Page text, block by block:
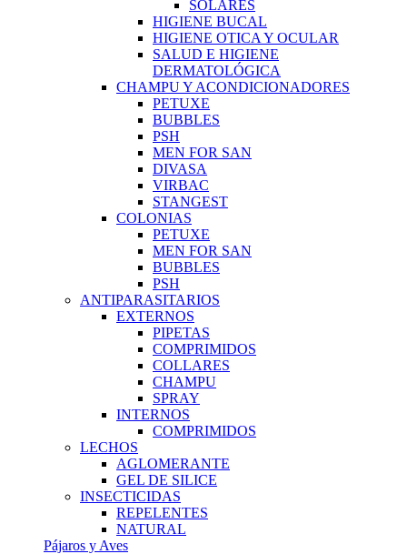
SOLARES
HIGIENE BUCAL
HIGIENE OTICA Y OCULAR
SALUD E HIGIENE
DERMATOLÓGICA
CHAMPU Y ACONDICIONADORES
PETUXE
BUBBLES
PSH
MEN FOR SAN
DIVASA
VIRBAC
STANGEST
COLONIAS
PETUXE
MEN FOR SAN
BUBBLES
PSH
ANTIPARASITARIOS
EXTERNOS
PIPETAS
COMPRIMIDOS
COLLARES
CHAMPU
SPRAY
INTERNOS
COMPRIMIDOS
LECHOS
AGLOMERANTE
GEL DE SILICE
INSECTICIDAS
REPELENTES
NATURAL
Pájaros y Aves